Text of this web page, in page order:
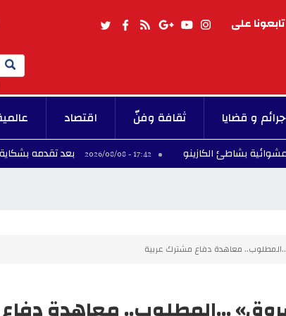
تابعونا على
Search
جرائم و قضايا ثقافة وفنّ اقتصاد
17:42 - 2026/08/08 بعد تقدمه بشكاية...وفاة
...المطلوب.. معاهدة دفاع مشترك عربية